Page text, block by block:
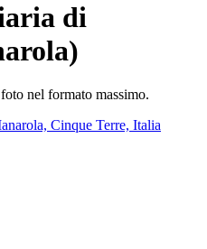
di
nel formato massimo.